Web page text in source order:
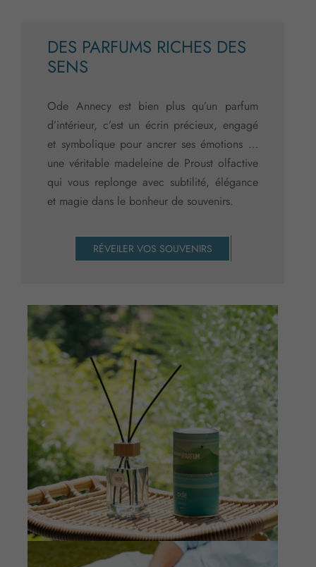
DES PARFUMS RICHES DES
SENS
Ode Annecy est bien plus qu’un parfum
d’intérieur, c’est un écrin précieux, engagé
et symbolique pour ancrer ses émotions …
une véritable madeleine de Proust olfactive
qui vous replonge avec subtilité, élégance
et magie dans le bonheur de souvenirs.
RÉVEILER VOS SOUVENIRS